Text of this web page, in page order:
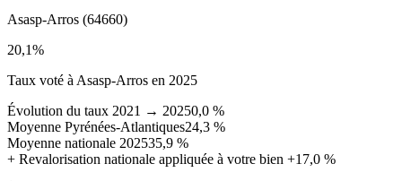
Asasp-Arros (64660)
20,1%
Taux voté à Asasp-Arros en 2025
Évolution du taux 2021 → 20250,0 %
Moyenne Pyrénées-Atlantiques24,3 %
Moyenne nationale 202535,9 %
+ Revalorisation nationale appliquée à votre bien +17,0 %